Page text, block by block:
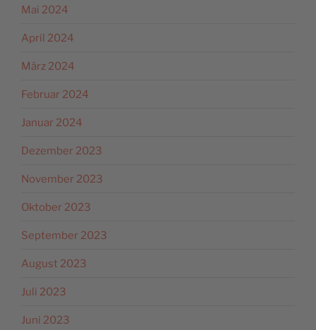
Mai 2024
April 2024
März 2024
Februar 2024
Januar 2024
Dezember 2023
November 2023
Oktober 2023
September 2023
August 2023
Juli 2023
Juni 2023